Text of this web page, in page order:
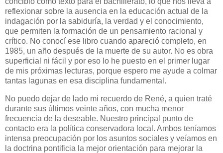
reflexionar sobre la ausencia en la educación actual de la
indagación por la sabiduría, la verdad y el conocimiento,
que permiten la formación de un pensamiento racional y
crítico. No conocí ese libro cuando apareció completo, en
1985, un año después de la muerte de su autor. No es obra
superficial ni fácil y por eso lo he puesto en el primer lugar
de mis próximas lecturas, porque espero me ayude a colmar
tantas lagunas en esa disciplina fundamental.
No puedo dejar de lado mi recuerdo de René, a quien traté
durante sus últimos veinte años, con mucha menor
frecuencia de la deseable. Nuestro principal punto de
contacto era la política conservadora local. Ambos teníamos
intensa preocupación por los asuntos sociales y veíamos en
la doctrina pontificia la mejor orientación para mejorar la